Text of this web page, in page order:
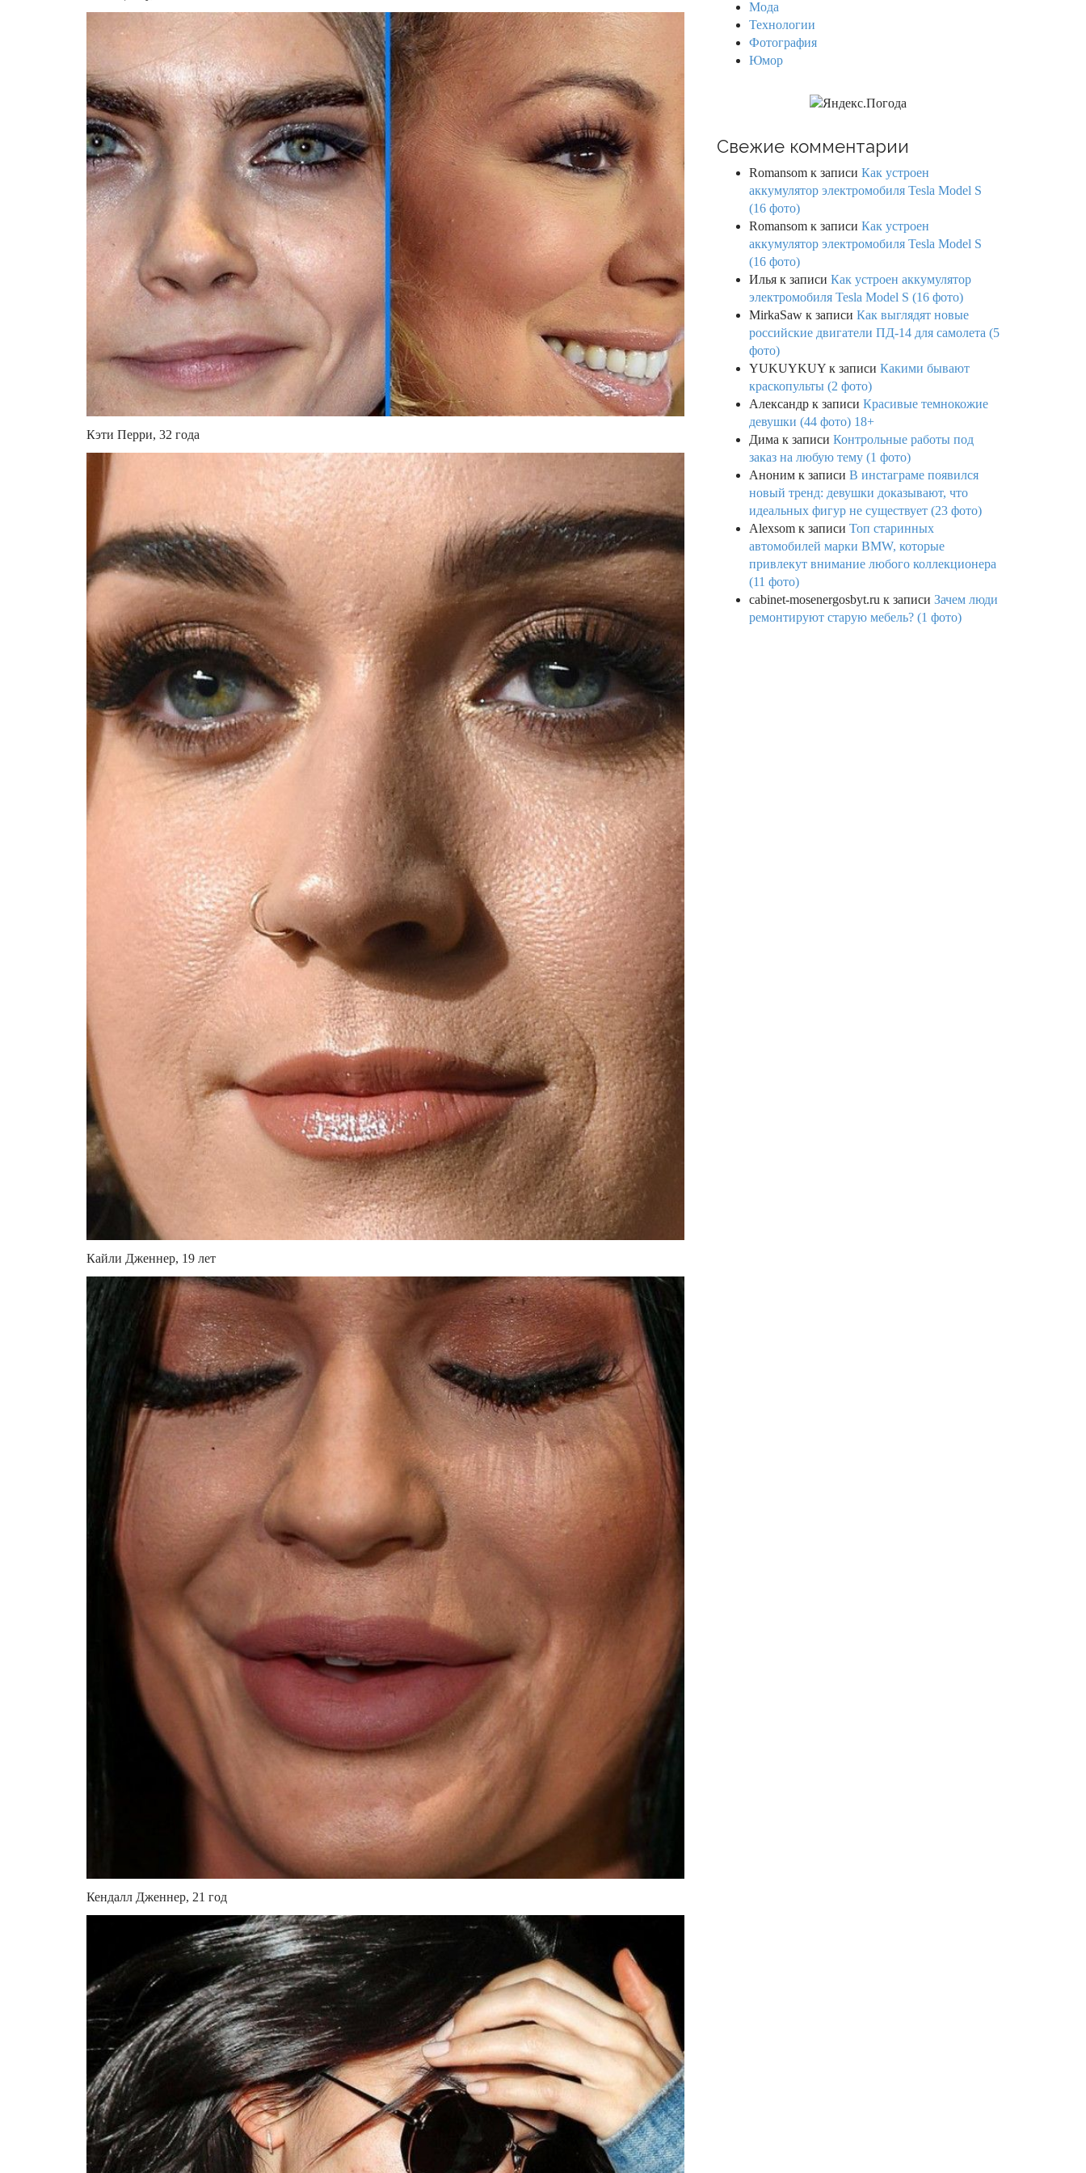
Кэти Перри, 32 года
Кайли Дженнер, 19 лет
Кендалл Дженнер, 21 год
Мода
Технологии
Фотография
Юмор
Свежие комментарии
Romansom к записи Как устроен
аккумулятор электромобиля Tesla Model S
(16 фото)
Romansom к записи Как устроен
аккумулятор электромобиля Tesla Model S
(16 фото)
Илья к записи Как устроен аккумулятор
электромобиля Tesla Model S (16 фото)
MirkaSaw к записи Как выглядят новые
российские двигатели ПД-14 для самолета (5
фото)
YUKUYKUY к записи Какими бывают
краскопульты (2 фото)
Александр к записи Красивые темнокожие
девушки (44 фото) 18+
Дима к записи Контрольные работы под
заказ на любую тему (1 фото)
Аноним к записи В инстаграме появился
новый тренд: девушки доказывают, что
идеальных фигур не существует (23 фото)
Alexsom к записи Топ старинных
автомобилей марки BMW, которые
привлекут внимание любого коллекционера
(11 фото)
cabinet-mosenergosbyt.ru к записи Зачем люди
ремонтируют старую мебель? (1 фото)